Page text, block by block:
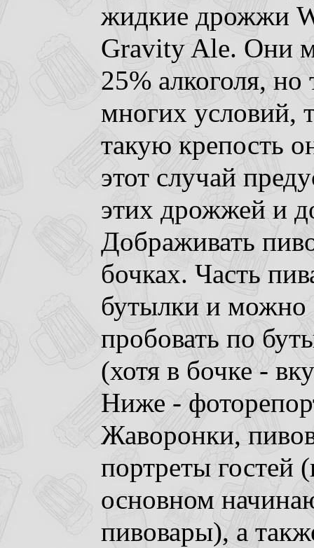
жидкие дрожжи
Gravity Ale. Они
25% алкоголя,
многих условий,
такую крепость
этот случай
этих дрожжей и
Дображивать
бочках. Часть
бутылки и можно
пробовать по
(хотя в бочке -
Ниже -
Жаворонки,
портреты гостей
основном
пивовары), а